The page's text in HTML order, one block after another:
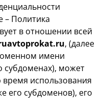
– Политика
в отношении всей
, (далее
имени
субдоменах), может
время использования
его субдоменов), его